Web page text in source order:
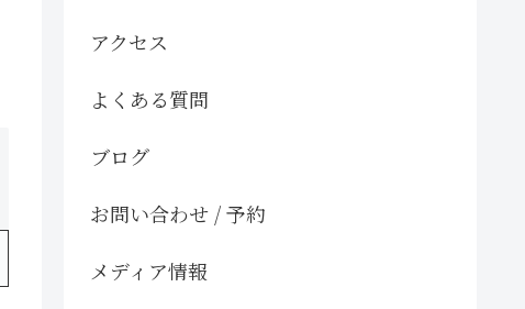
アクセス
よくある質問
ブログ
お問い合わせ / 予約
メディア情報